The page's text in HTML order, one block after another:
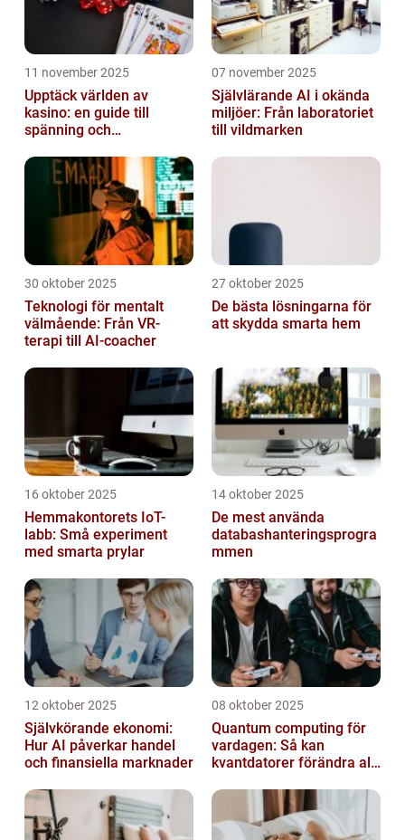
11 november 2025
Upptäck världen av
kasino: en guide till
spänning och
07 november 2025
Självlärande AI i okända
miljöer: Från laboratoriet
till vildmarken
30 oktober 2025
Teknologi för mentalt
välmående: Från VR-
terapi till AI-coacher
27 oktober 2025
De bästa lösningarna för
att skydda smarta hem
16 oktober 2025
Hemmakontorets IoT-
labb: Små experiment
med smarta prylar
14 oktober 2025
De mest använda
databashanteringsprogra
mmen
12 oktober 2025
Självkörande ekonomi:
Hur AI påverkar handel
och finansiella marknader
08 oktober 2025
Quantum computing för
vardagen: Så kan
kvantdatorer förändra allt